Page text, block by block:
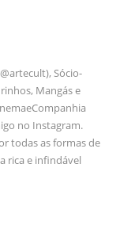
Sócio-
Mangás e
no Instagram.
todas as formas de
rica e infindável